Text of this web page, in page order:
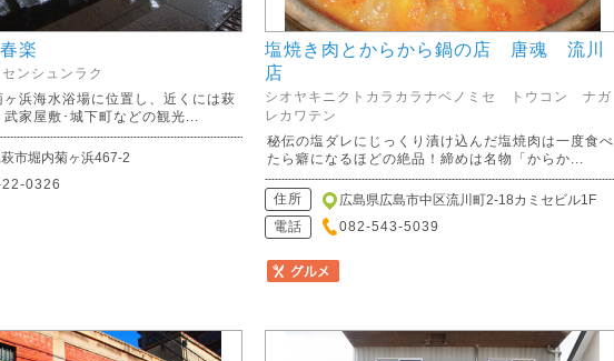
楽
ンシュンラク
浜海水浴場に位置し、近くには萩
家屋敷･城下町などの観光...
市堀内菊ヶ浜467-2
0326
塩焼き肉とからから鍋の店 唐魂 流川
店
シオヤキニクトカラカラナベノミセ トウコン ナガ
レカワテン
秘伝の塩ダレにじっくり漬け込んだ塩焼肉は一度食べ
たら癖になるほどの絶品！締めは名物「からか...
住所
広島県広島市中区流川町2-18カミセビル1F
電話
082-543-5039